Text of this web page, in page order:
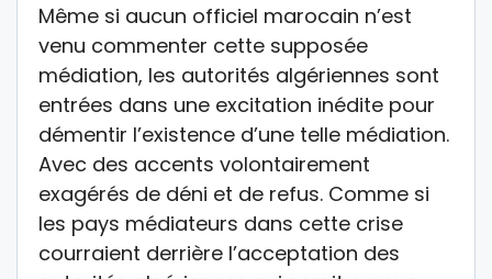
Même si aucun officiel marocain n’est
venu commenter cette supposée
médiation, les autorités algériennes sont
entrées dans une excitation inédite pour
démentir l’existence d’une telle médiation.
Avec des accents volontairement
exagérés de déni et de refus. Comme si
les pays médiateurs dans cette crise
courraient derrière l’acceptation des